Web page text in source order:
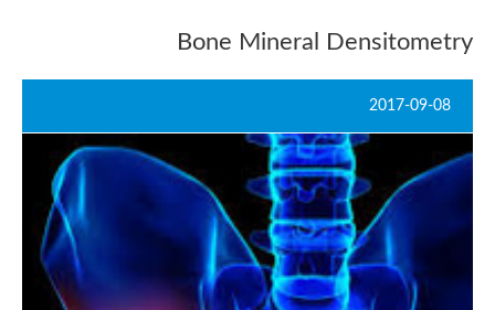
Bone Mineral Densitometry
2017-09-08